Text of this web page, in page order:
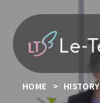
HOME HISTORY